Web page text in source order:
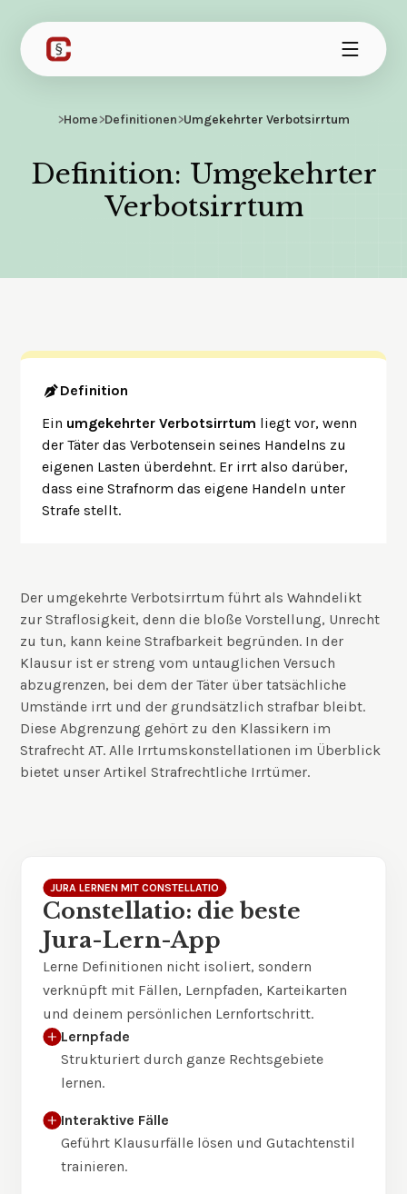
>Home>Definitionen>Umgekehrter Verbotsirrtum
Definition: Umgekehrter
Verbotsirrtum
Definition
Ein umgekehrter Verbotsirrtum liegt vor, wenn
der Täter das Verbotensein seines Handelns zu
eigenen Lasten überdehnt. Er irrt also darüber,
dass eine Strafnorm das eigene Handeln unter
Strafe stellt.
Der umgekehrte Verbotsirrtum führt als Wahndelikt
zur Straflosigkeit, denn die bloße Vorstellung, Unrecht
zu tun, kann keine Strafbarkeit begründen. In der
Klausur ist er streng vom untauglichen Versuch
abzugrenzen, bei dem der Täter über tatsächliche
Umstände irrt und der grundsätzlich strafbar bleibt.
Diese Abgrenzung gehört zu den Klassikern im
Strafrecht AT. Alle Irrtumskonstellationen im Überblick
bietet unser ArtikelStrafrechtliche Irrtümer.
JURA LERNEN MIT CONSTELLATIO
Constellatio: die beste
Jura-Lern-App
Lerne Definitionen nicht isoliert, sondern
verknüpft mit Fällen, Lernpfaden, Karteikarten
und deinem persönlichen Lernfortschritt.
Lernpfade
Strukturiert durch ganze Rechtsgebiete
lernen.
Interaktive Fälle
Geführt Klausurfälle lösen und Gutachtenstil
trainieren.